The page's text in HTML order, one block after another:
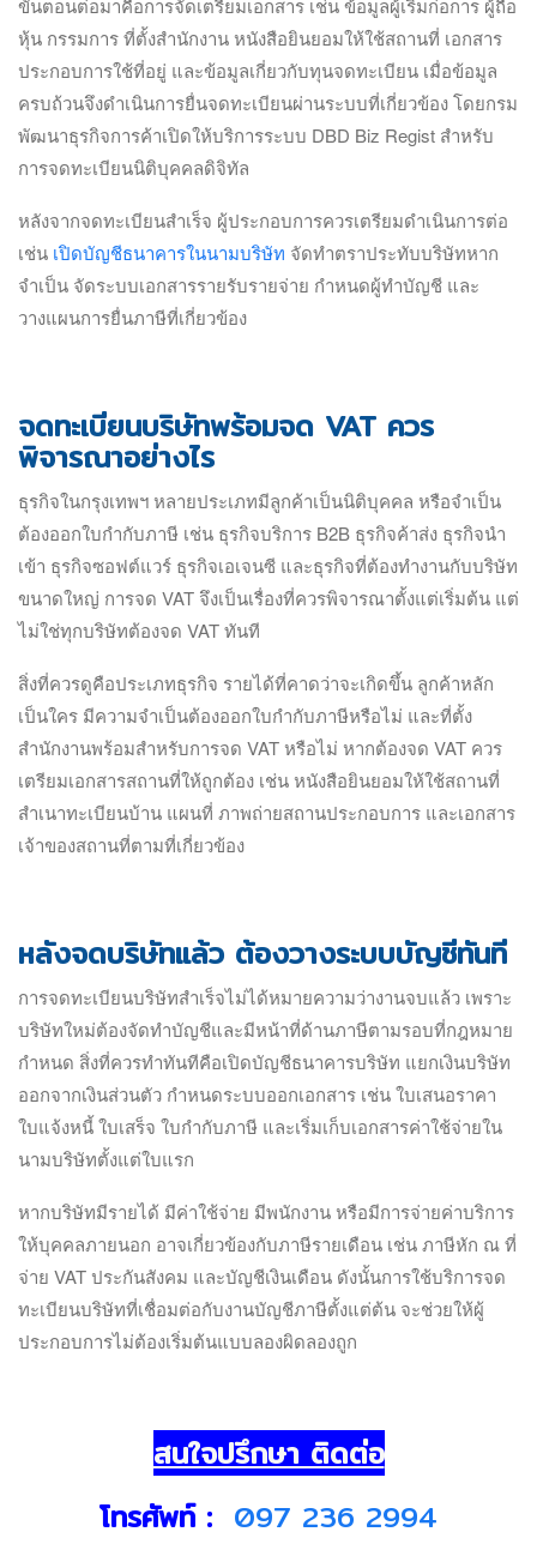
ขั้นตอนต่อมาคือการจัดเตรียมเอกสาร เช่น ข้อมูลผู้เริ่มก่อการ ผู้ถือ
หุ้น กรรมการ ที่ตั้งสำนักงาน หนังสือยินยอมให้ใช้สถานที่ เอกสาร
ประกอบการใช้ที่อยู่ และข้อมูลเกี่ยวกับทุนจดทะเบียน เมื่อข้อมูล
ครบถ้วนจึงดำเนินการยื่นจดทะเบียนผ่านระบบที่เกี่ยวข้อง โดยกรม
พัฒนาธุรกิจการค้าเปิดให้บริการระบบ DBD Biz Regist สำหรับ
การจดทะเบียนนิติบุคคลดิจิทัล
หลังจากจดทะเบียนสำเร็จ ผู้ประกอบการควรเตรียมดำเนินการต่อ
เช่น เปิดบัญชีธนาคารในนามบริษัท จัดทำตราประทับบริษัทหาก
จำเป็น จัดระบบเอกสารรายรับรายจ่าย กำหนดผู้ทำบัญชี และ
วางแผนการยื่นภาษีที่เกี่ยวข้อง
จดทะเบียนบริษัทพร้อมจด VAT ควร
พิจารณาอย่างไร
ธุรกิจในกรุงเทพฯ หลายประเภทมีลูกค้าเป็นนิติบุคคล หรือจำเป็น
ต้องออกใบกำกับภาษี เช่น ธุรกิจบริการ B2B ธุรกิจค้าส่ง ธุรกิจนำ
เข้า ธุรกิจซอฟต์แวร์ ธุรกิจเอเจนซี และธุรกิจที่ต้องทำงานกับบริษัท
ขนาดใหญ่ การจด VAT จึงเป็นเรื่องที่ควรพิจารณาตั้งแต่เริ่มต้น แต่
ไม่ใช่ทุกบริษัทต้องจด VAT ทันที
สิ่งที่ควรดูคือประเภทธุรกิจ รายได้ที่คาดว่าจะเกิดขึ้น ลูกค้าหลัก
เป็นใคร มีความจำเป็นต้องออกใบกำกับภาษีหรือไม่ และที่ตั้ง
สำนักงานพร้อมสำหรับการจด VAT หรือไม่ หากต้องจด VAT ควร
เตรียมเอกสารสถานที่ให้ถูกต้อง เช่น หนังสือยินยอมให้ใช้สถานที่
สำเนาทะเบียนบ้าน แผนที่ ภาพถ่ายสถานประกอบการ และเอกสาร
เจ้าของสถานที่ตามที่เกี่ยวข้อง
หลังจดบริษัทแล้ว ต้องวางระบบบัญชีทันที
การจดทะเบียนบริษัทสำเร็จไม่ได้หมายความว่างานจบแล้ว เพราะ
บริษัทใหม่ต้องจัดทำบัญชีและมีหน้าที่ด้านภาษีตามรอบที่กฎหมาย
กำหนด สิ่งที่ควรทำทันทีคือเปิดบัญชีธนาคารบริษัท แยกเงินบริษัท
ออกจากเงินส่วนตัว กำหนดระบบออกเอกสาร เช่น ใบเสนอราคา
ใบแจ้งหนี้ ใบเสร็จ ใบกำกับภาษี และเริ่มเก็บเอกสารค่าใช้จ่ายใน
นามบริษัทตั้งแต่ใบแรก
หากบริษัทมีรายได้ มีค่าใช้จ่าย มีพนักงาน หรือมีการจ่ายค่าบริการ
ให้บุคคลภายนอก อาจเกี่ยวข้องกับภาษีรายเดือน เช่น ภาษีหัก ณ ที่
จ่าย VAT ประกันสังคม และบัญชีเงินเดือน ดังนั้นการใช้บริการจด
ทะเบียนบริษัทที่เชื่อมต่อกับงานบัญชีภาษีตั้งแต่ต้น จะช่วยให้ผู้
ประกอบการไม่ต้องเริ่มต้นแบบลองผิดลองถูก
สนใจปรึกษา ติดต่อ
โทรศัพท์ : 097 236 2994